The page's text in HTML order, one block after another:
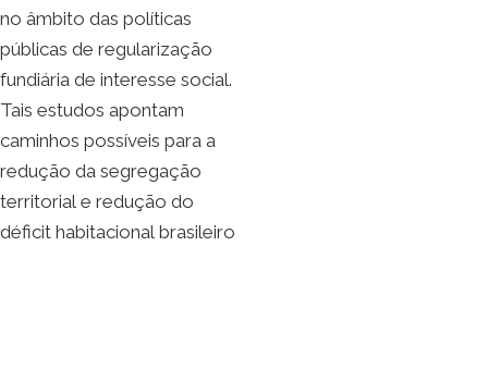
no âmbito das políticas
públicas de regularização
fundiária de interesse social.
Tais estudos apontam
caminhos possíveis para a
redução da segregação
territorial e redução do
déficit habitacional brasileiro